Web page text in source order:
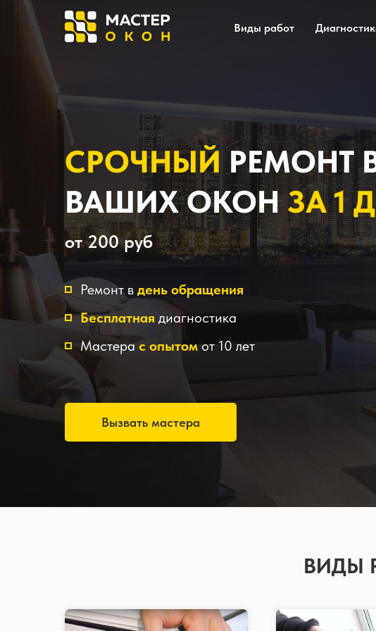
Виды работ
СРОЧНЫЙРЕМОНТ
ВАШИХ ОКОНЗА 1
от 200 руб
Ремонт в день обращения
Бесплатная диагностика
Мастерас опытом от 10 лет
Вызвать мастера
ВИДЫ